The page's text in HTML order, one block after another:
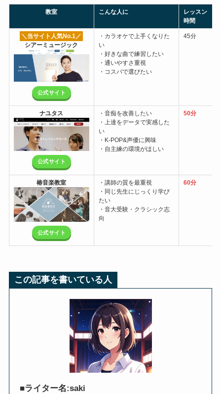
教室 こんな人に
レッスン
時間
＼当サイト人気No.1／
シアーミュージック
公式サイト
・カラオケで上手くなりた
い
・好きな曲で練習したい
・通いやすさ重視
・コスパで選びたい
45分
ナユタス
公式サイト
・音痴を改善したい
・上達をデータで実感した
い
・K-POP&声優に興味
・自主練の環境がほしい
50分
椿音楽教室
公式サイト
・講師の質を最重視
・同じ先生にじっくり学び
たい
・音大受験・クラシック志
向
60分
この記事を書いている人
■ライター名:saki